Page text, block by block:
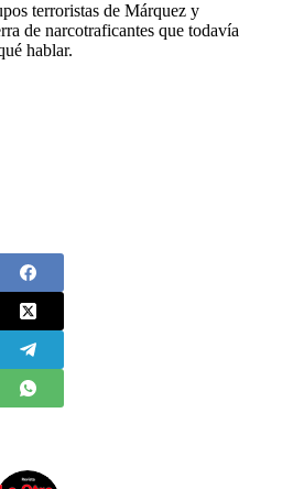
terroristas de Márquez y
de narcotraficantes que todavía
hablar.